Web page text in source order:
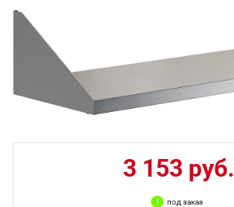
3 153 руб.
под заказ